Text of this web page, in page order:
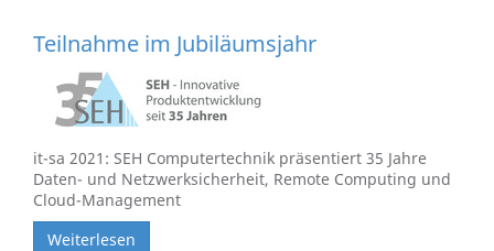
Teilnahme im Jubiläumsjahr
it-sa 2021: SEH Computertechnik präsentiert 35 Jahre
Daten- und Netzwerksicherheit, Remote Computing und
Cloud-Management
Weiterlesen